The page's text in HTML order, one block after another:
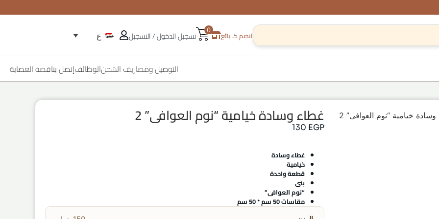
انضم كـ بائع 0 تسجيل الدخول / التسجيل ع
التوصيل ومصاريف الشحنالوظائفإتصل بناقصة العصابة
خيامية “نوم العوافى” 2 غطاء وسادة خيامية “نوم العوافى” 2
130 EGP
غطاء وسادة
خيامية
قطعة واحدة
بنى
“نوم العوافى”
مقاسات 50 سم * 50 سم